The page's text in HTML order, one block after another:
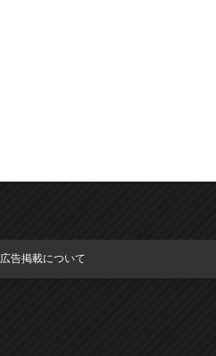
広告掲載について